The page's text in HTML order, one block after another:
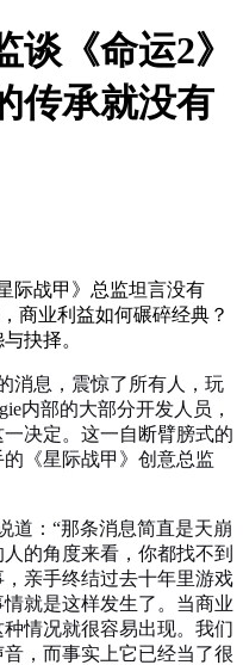
谈《命运2》
传承就没有
际战甲》总监坦言没有
商业利益如何碾碎经典？
抉择。
消息，震惊了所有人，玩
内部的大部分开发人员，
决定。这一自断臂膀式的
《星际战甲》创意总监
道：“那条消息简直是天崩
的角度来看，你都找不到
亲手终结过去十年里游戏
就是这样发生了。当商业
情况就很容易出现。我们
，而事实上它已经当了很